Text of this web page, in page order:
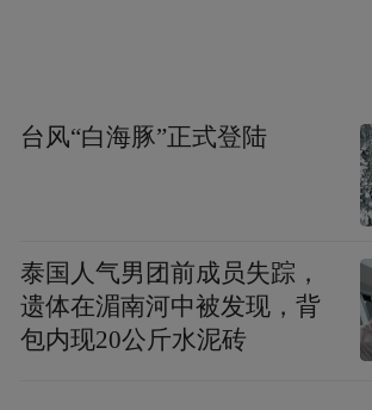
台风“白海豚”正式登陆
泰国人气男团前成员失踪，
遗体在湄南河中被发现，背
包内现20公斤水泥砖